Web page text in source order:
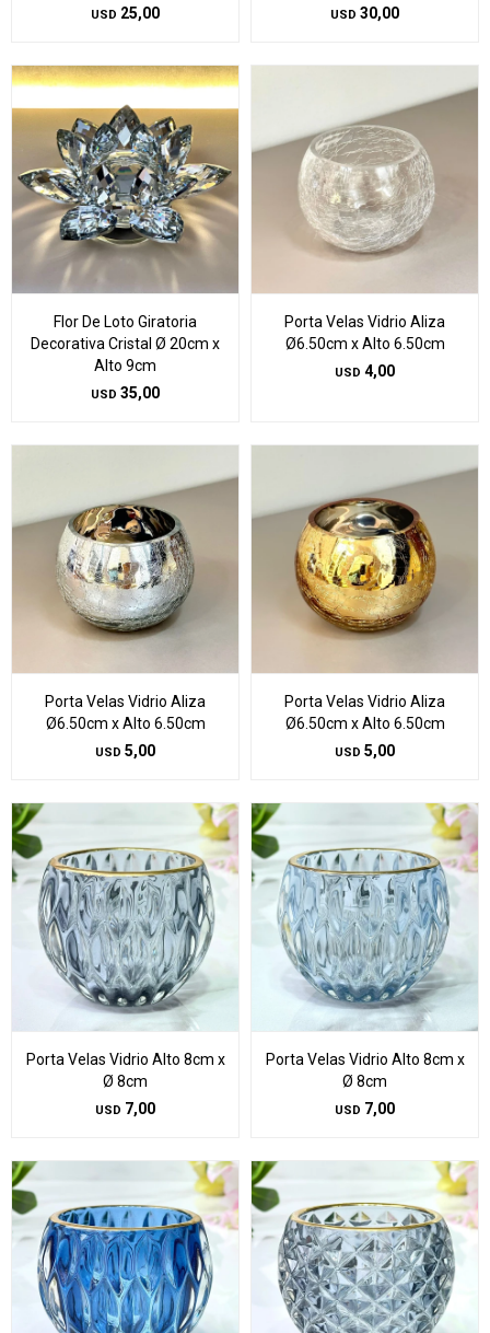
USD 25,00 USD 30,00
Flor De Loto Giratoria
Decorativa Cristal Ø 20cm x
Alto 9cm
USD 35,00
Porta Velas Vidrio Aliza
Ø6.50cm x Alto 6.50cm
USD 4,00
Porta Velas Vidrio Aliza
Ø6.50cm x Alto 6.50cm
USD 5,00
Porta Velas Vidrio Aliza
Ø6.50cm x Alto 6.50cm
USD 5,00
Porta Velas Vidrio Alto 8cm x
Ø 8cm
USD 7,00
Porta Velas Vidrio Alto 8cm x
Ø 8cm
USD 7,00